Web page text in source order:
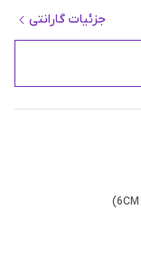
جزئیات گارانتی